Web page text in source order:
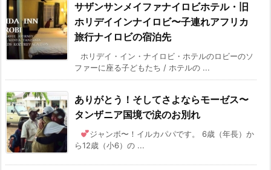
サザンサンメイファナイロビホテル・旧
ホリデイインナイロビ〜子連れアフリカ
旅行ナイロビの宿泊先
ホリデイ・イン・ナイロビ・ホテルのロビーのソ
ファーに座る子どもたち / ホテルの ...
ありがとう！そしてさよならモーゼス〜
タンザニア国境で涙のお別れ
ジャンボ〜！イルカパパです。 6歳（年長）か
ら12歳（小6）の ...